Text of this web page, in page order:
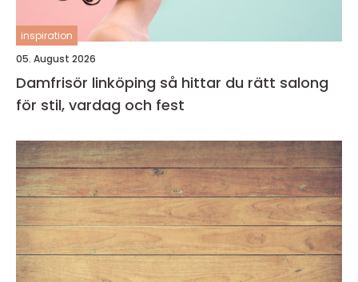
inspiration
05. August 2026
Damfrisör linköping så hittar du rätt salong
för stil, vardag och fest